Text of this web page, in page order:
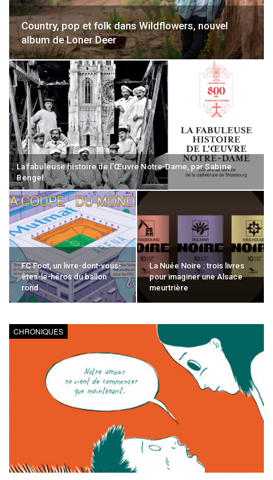
Country, pop et folk dans Wildflowers, nouvel
album de Loner Deer
La fabuleuse histoire de l’Œuvre Notre-Dame, par Sabine
Bengel
FC Foot, un livre-dont-vous-
êtes-le-héros du ballon
rond
La Nuée Noire : trois livres
pour imaginer une Alsace
meurtrière
CHRONIQUES